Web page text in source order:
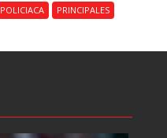
POLICIACA PRINCIPALES